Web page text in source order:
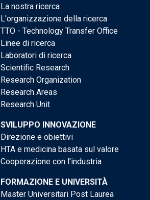
La nostra ricerca
L'organizzazione della ricerca
TTO - Technology Transfer Office
Linee di ricerca
Laboratori di ricerca
Scientific Research
Research Organization
Research Areas
Research Unit
SVILUPPO INNOVAZIONE
Direzione e obiettivi
HTA e medicina basata sul valore
Cooperazione con l'industria
FORMAZIONE E UNIVERSITÀ
Master Universitari Post Laurea